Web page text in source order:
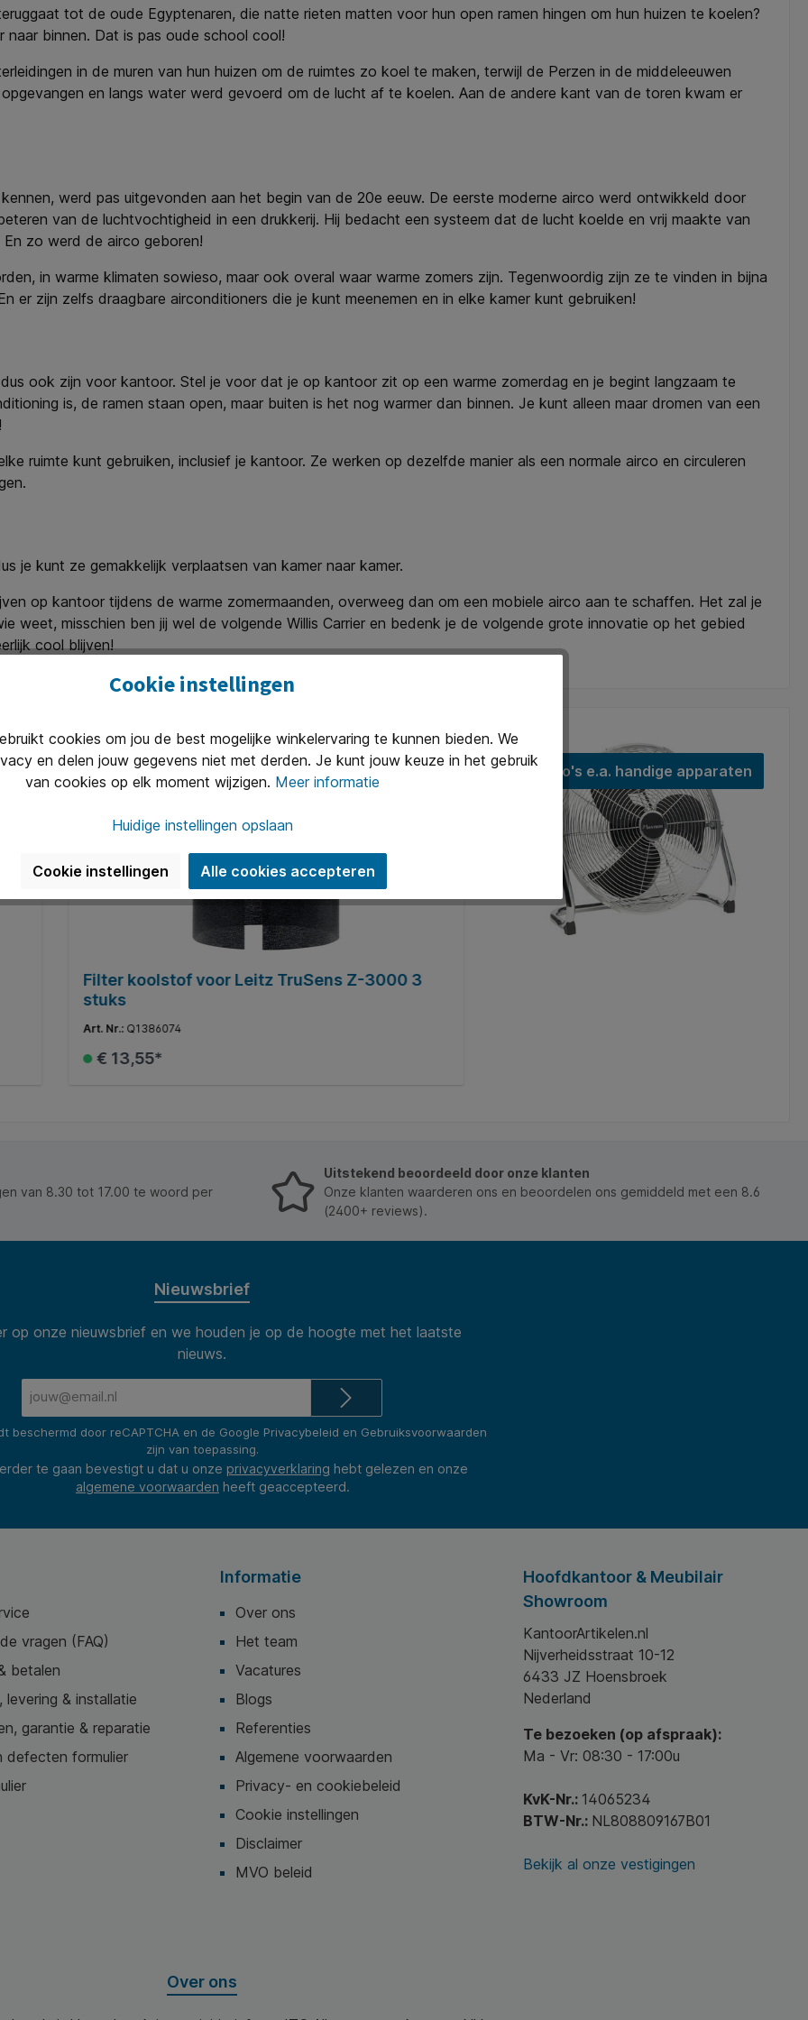
tot de oude Egyptenaren, die natte rieten matten voor hun open ramen hingen om hun huizen te koelen?
binnen. Dat is pas oude school cool!
in de muren van hun huizen om de ruimtes zo koel te maken, terwijl de Perzen in de middeleeuwen
en langs water werd gevoerd om de lucht af te koelen. Aan de andere kant van de toren kwam er
werd pas uitgevonden aan het begin van de 20e eeuw. De eerste moderne airco werd ontwikkeld door
van de luchtvochtigheid in een drukkerij. Hij bedacht een systeem dat de lucht koelde en vrij maakte van
zo werd de airco geboren!
in warme klimaten sowieso, maar ook overal waar warme zomers zijn. Tegenwoordig zijn ze te vinden in bijna
er zijn zelfs draagbare airconditioners die je kunt meenemen en in elke kamer kunt gebruiken!
ook zijn voor kantoor. Stel je voor dat je op kantoor zit op een warme zomerdag en je begint langzaam te
is, de ramen staan open, maar buiten is het nog warmer dan binnen. Je kunt alleen maar dromen van een
ruimte kunt gebruiken, inclusief je kantoor. Ze werken op dezelfde manier als een normale airco en circuleren
je kunt ze gemakkelijk verplaatsen van kamer naar kamer.
op kantoor tijdens de warme zomermaanden, overweeg dan om een mobiele airco aan te schaffen. Het zal je
weet, misschien ben jij wel de volgende Willis Carrier en bedenk je de volgende grote innovatie op het gebied
cool blijven!
luchtreiniging en airco's
Filter koolstof voor Leitz TruSens Z-3000 3
stuks
Art. Nr.: Q1386074
€ 13,55*
Nog maar 8 op voorraad
Airco's e.a. handige apparaten
van 8.30 tot 17.00 te woord per
Uitstekend beoordeeld door onze klanten
Onze klanten waarderen ons en beoordelen ons gemiddeld met een 8.6
(2400+ reviews).
Nieuwsbrief
op onze nieuwsbrief en we houden je op de hoogte met het laatste
nieuws.
beschermd door reCAPTCHA en de Google Privacybeleid en Gebruiksvoorwaarden
zijn van toepassing.
te gaan bevestigt u dat u onze privacyverklaring hebt gelezen en onze
algemene voorwaarden heeft geaccepteerd.
vragen (FAQ)
betalen
levering & installatie
garantie & reparatie
defecten formulier
Informatie
Over ons
Het team
Vacatures
Blogs
Referenties
Algemene voorwaarden
Privacy- en cookiebeleid
Cookie instellingen
Disclaimer
MVO beleid
Hoofdkantoor & Meubilair
Showroom
KantoorArtikelen.nl
Nijverheidsstraat 10-12
6433 JZ Hoensbroek
Nederland
Te bezoeken (op afspraak):
Ma - Vr: 08:30 - 17:00u
KvK-Nr.: 14065234
BTW-Nr.: NL808809167B01
Bekijk al onze vestigingen
Over ons
Cookie instellingen
cookies om jou de best mogelijke winkelervaring te kunnen bieden. We
en delen jouw gegevens niet met derden. Je kunt jouw keuze in het gebruik
van cookies op elk moment wijzigen. Meer informatie
Huidige instellingen opslaan
Cookie instellingen Alle cookies accepteren